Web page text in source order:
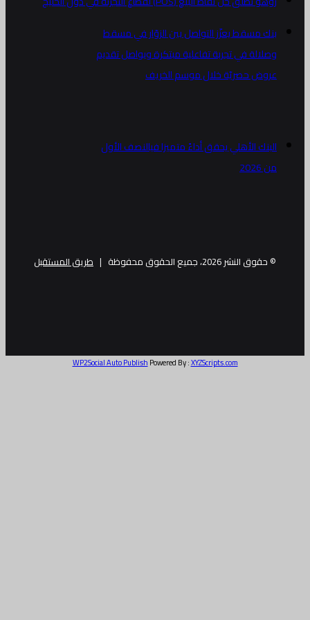
بنك مسقط يعزّز التواصل بين الزوّار في مسقط
وصلالة في تجربة تفاعلية مبتكرة ويواصل تقديم
عروض حصريّة خلال موسم الخريف
البنك الأهلي يحقق أداءً متميزا فيالنصف الأول
© حقوق النشر 2026، جميع الحقوق محفوظة | طريق المستقبل
WP2Social Auto PublishPowered By :XYZScripts.com